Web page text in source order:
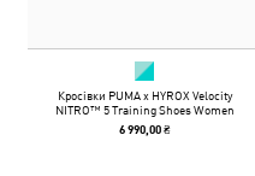
Кросівки PUMA x HYROX Velocity
NITRO™ 5 Training Shoes Women
6 990,00 ₴